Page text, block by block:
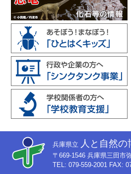
兵庫県立 人と自然の
〒669-1546 兵庫県三田市
TEL: 079-559-2001 FAX: